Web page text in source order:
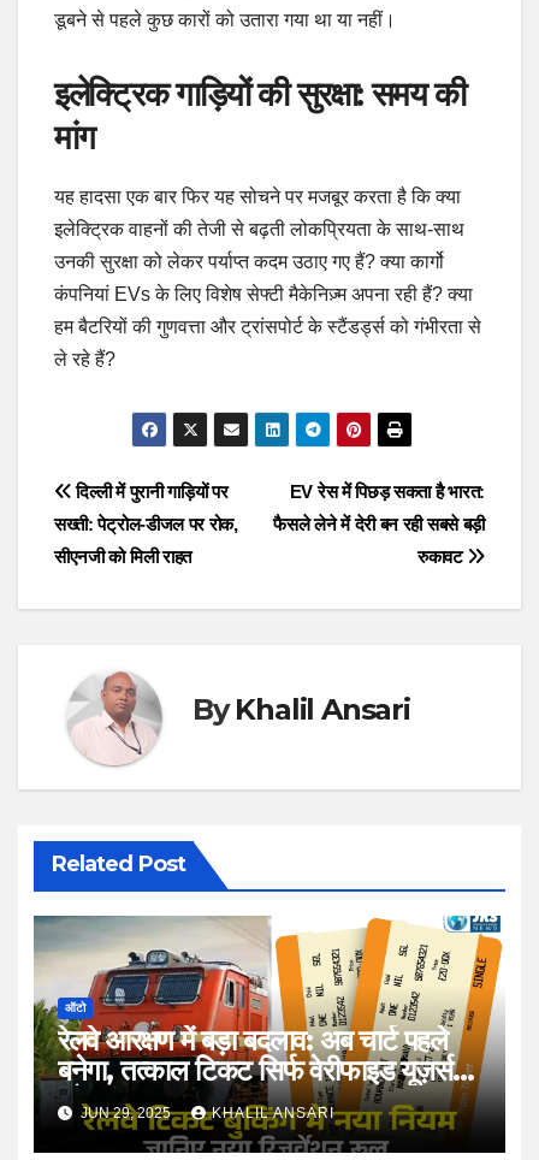
डूबने से पहले कुछ कारों को उतारा गया था या नहीं।
इलेक्ट्रिक गाड़ियों की सुरक्षा: समय की
मांग
यह हादसा एक बार फिर यह सोचने पर मजबूर करता है कि क्या
इलेक्ट्रिक वाहनों की तेजी से बढ़ती लोकप्रियता के साथ-साथ
उनकी सुरक्षा को लेकर पर्याप्त कदम उठाए गए हैं? क्या कार्गो
कंपनियां EVs के लिए विशेष सेफ्टी मैकेनिज़्म अपना रही हैं? क्या
हम बैटरियों की गुणवत्ता और ट्रांसपोर्ट के स्टैंडर्ड्स को गंभीरता से
ले रहे हैं?
Post
navigation
EV रेस में पिछड़ सकता है भारत:
फैसले लेने में देरी बन रही सबसे बड़ी
रुकावट
दिल्ली में पुरानी गाड़ियों पर
सख्ती: पेट्रोल-डीजल पर रोक,
सीएनजी को मिली राहत
ByKhalil Ansari
Related Post
ऑटो
रेलवे आरक्षण में बड़ा बदलाव: अब चार्ट पहले
बनेगा, तत्काल टिकट सिर्फ वेरीफाइड यूज़र्स
कोJUN 29, 2025 KHALIL ANSARI